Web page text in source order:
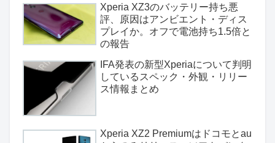
Xperia XZ3のバッテリー持ち悪
評、原因はアンビエント・ディス
プレイか。オフで電池持ち1.5倍と
の報告
IFA発表の新型Xperiaについて判明
しているスペック・外観・リリー
ス情報まとめ
Xperia XZ2 Premiumはドコモとau